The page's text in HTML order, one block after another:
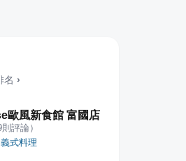
名 ›
歐風新食館 富國店
則評論）
義式料理